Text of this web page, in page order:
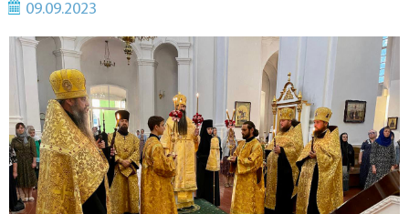
09.09.2023